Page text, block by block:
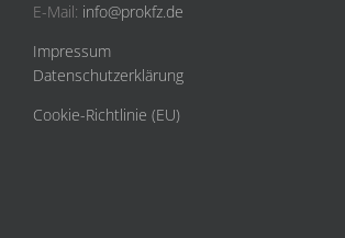
E-Mail: info@prokfz.de
Impressum
Datenschutzerklärung
Cookie-Richtlinie (EU)